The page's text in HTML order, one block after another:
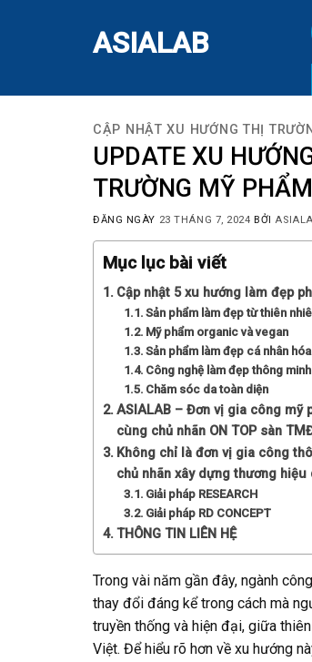
ASIALAB
CẬP NHẬT XU HƯỚNG THỊ
UPDATE XU
TRƯỜNG MỸ PHẨM
ĐĂNG NGÀY 23 THÁNG 7, 2024 BỞI
Mục lục bài viết
Cập nhật 5 xu hướng làm đẹp
Sản phẩm làm đẹp từ thiên
Mỹ phẩm organic và vegan
Sản phẩm làm đẹp cá nhân hóa
Công nghệ làm đẹp thông minh
Chăm sóc da toàn diện
ASIALAB – Đơn vị gia công mỹ
cùng chủ nhãn ON TOP sàn
Không chỉ là đơn vị gia công
chủ nhãn xây dựng thương hiệu
Giải pháp RESEARCH
Giải pháp RD CONCEPT
THÔNG TIN LIÊN HỆ
Trong vài năm gần đây, ngành
thay đổi đáng kể trong cách mà
truyền thống và hiện đại, giữa
Việt. Để hiểu rõ hơn về xu hướng